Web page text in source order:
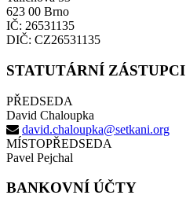
623 00 Brno
IČ: 26531135
DIČ: CZ26531135
STATUTÁRNÍ ZÁSTUPCI
PŘEDSEDA
David Chaloupka
david.chaloupka@setkani.org
MÍSTOPŘEDSEDA
Pavel Pejchal
BANKOVNÍ ÚČTY